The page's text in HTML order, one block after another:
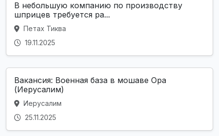
В небольшую компанию по производству
шприцев требуется ра...
Петах Тиква
19.11.2025
Вакансия: Военная база в мошаве Ора
(Иерусалим)
Иерусалим
25.11.2025